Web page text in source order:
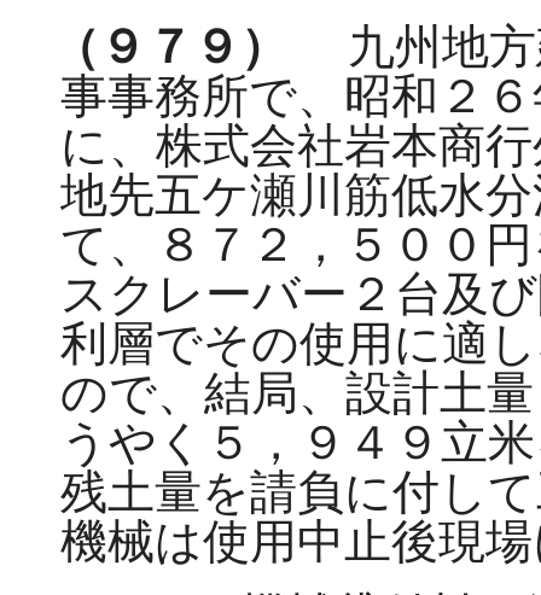
（９７９）
九州地方
事事務所で、昭和２
に、株式会社岩本商
地先五ケ瀬川筋低水
て、８７２，５００
スクレーバー２台及
利層でその使用に適
ので、結局、設計土
うやく５，９４９立
残土量を請負に付し
機械は使用中止後現